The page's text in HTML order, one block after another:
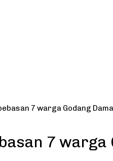
7 warga Godang
7 warga